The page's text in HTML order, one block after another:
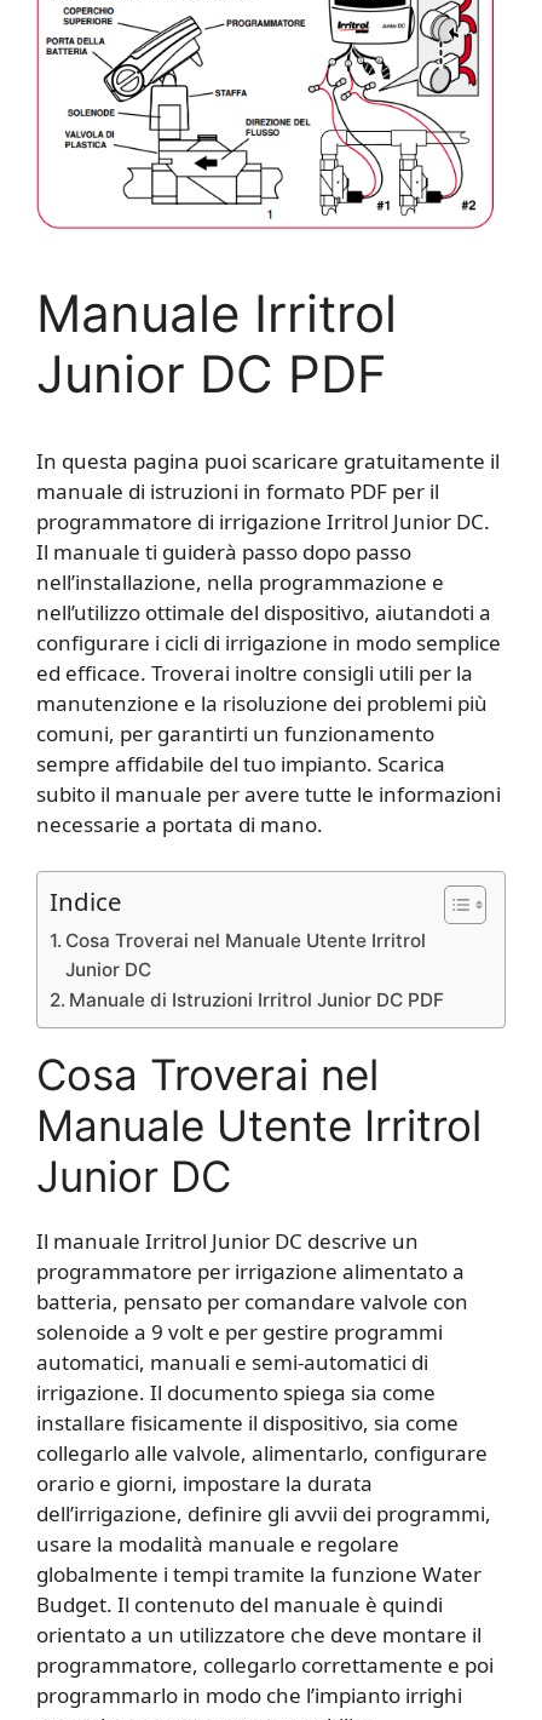
Manuale Irritrol
Junior DC PDF
In questa pagina puoi scaricare gratuitamente il
manuale di istruzioni in formato PDF per il
programmatore di irrigazione Irritrol Junior DC.
Il manuale ti guiderà passo dopo passo
nell’installazione, nella programmazione e
nell’utilizzo ottimale del dispositivo, aiutandoti a
configurare i cicli di irrigazione in modo semplice
ed efficace. Troverai inoltre consigli utili per la
manutenzione e la risoluzione dei problemi più
comuni, per garantirti un funzionamento
sempre affidabile del tuo impianto. Scarica
subito il manuale per avere tutte le informazioni
necessarie a portata di mano.
Indice
Cosa Troverai nel Manuale Utente Irritrol
Junior DC
Manuale di Istruzioni Irritrol Junior DC PDF
Cosa Troverai nel
Manuale Utente Irritrol
Junior DC
Il manuale Irritrol Junior DC descrive un
programmatore per irrigazione alimentato a
batteria, pensato per comandare valvole con
solenoide a 9 volt e per gestire programmi
automatici, manuali e semi-automatici di
irrigazione. Il documento spiega sia come
installare fisicamente il dispositivo, sia come
collegarlo alle valvole, alimentarlo, configurare
orario e giorni, impostare la durata
dell’irrigazione, definire gli avvii dei programmi,
usare la modalità manuale e regolare
globalmente i tempi tramite la funzione Water
Budget. Il contenuto del manuale è quindi
orientato a un utilizzatore che deve montare il
programmatore, collegarlo correttamente e poi
programmarlo in modo che l’impianto irrighi